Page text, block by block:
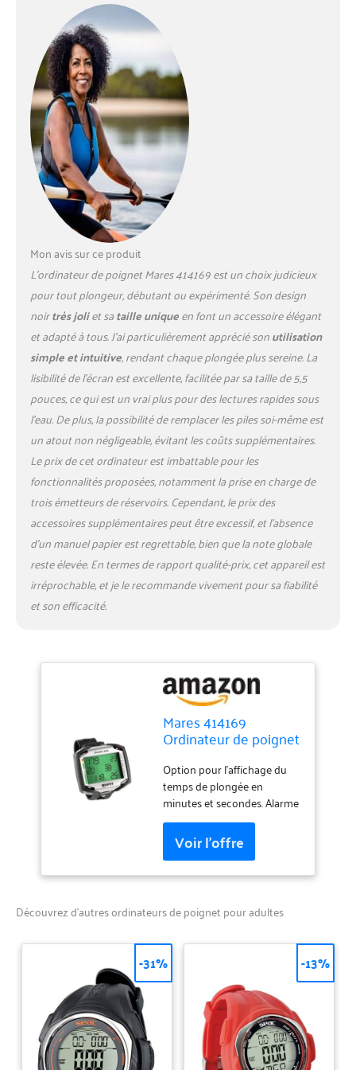
Mon avis sur ce produit
L’ordinateur de poignet Mares 414169 est un choix judicieux
pour tout plongeur, débutant ou expérimenté. Son design
noirtrès joliet sataille uniqueen font un accessoire élégant
et adapté à tous. J’ai particulièrement apprécié sonutilisation
simple et intuitive, rendant chaque plongée plus sereine. La
lisibilité de l’écran est excellente, facilitée par sa taille de 5,5
pouces, ce qui est un vrai plus pour des lectures rapides sous
l’eau. De plus, la possibilité de remplacer les piles soi-même est
un atout non négligeable, évitant les coûts supplémentaires.
Le prix de cet ordinateur est imbattable pour les
fonctionnalités proposées, notamment la prise en charge de
trois émetteurs de réservoirs. Cependant, le prix des
accessoires supplémentaires peut être excessif, et l’absence
d’un manuel papier est regrettable, bien que la note globale
reste élevée. En termes de rapport qualité-prix, cet appareil est
irréprochable, et je le recommande vivement pour sa fiabilité
et son efficacité.
Mares 414169
Ordinateur de poignet
unisexe pour adulte,
noir, taille unique
Option pour l'affichage du
temps de plongée en
minutes et secondes. Alarme
exponentiel. Fonction multi
mélange.
Découvrez d’autres ordinateurs de poignet pour adultes
-31% -13%